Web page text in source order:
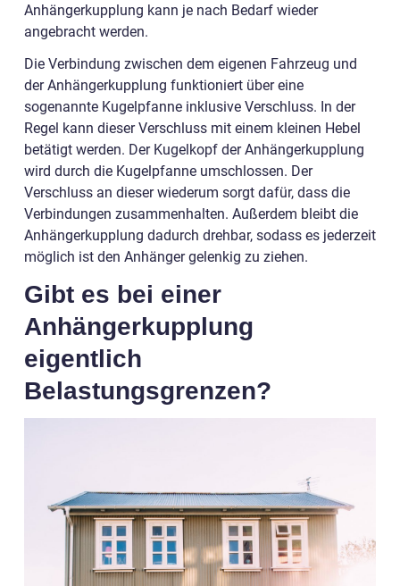
Anhängerkupplung kann je nach Bedarf wieder
angebracht werden.
Die Verbindung zwischen dem eigenen Fahrzeug und
der Anhängerkupplung funktioniert über eine
sogenannte Kugelpfanne inklusive Verschluss. In der
Regel kann dieser Verschluss mit einem kleinen Hebel
betätigt werden. Der Kugelkopf der Anhängerkupplung
wird durch die Kugelpfanne umschlossen. Der
Verschluss an dieser wiederum sorgt dafür, dass die
Verbindungen zusammenhalten. Außerdem bleibt die
Anhängerkupplung dadurch drehbar, sodass es jederzeit
möglich ist den Anhänger gelenkig zu ziehen.
Gibt es bei einer
Anhängerkupplung
eigentlich
Belastungsgrenzen?